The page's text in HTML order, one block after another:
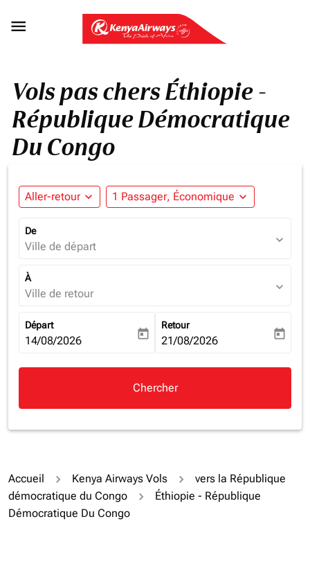

Vols pas chers Éthiopie -
République Démocratique
Du Congo
Aller-retour expand_more 1 Passager, Économique expand_more
De
Ville de départ expand_more
À
Ville de retour expand_more
Départ
fc-booking-departure-date-aria-label
14/08/2026 today
Retour
fc-booking-return-date-aria-
21/08/2026 today
Chercher
Accueil Kenya Airways Vols
vers la République
démocratique du Congo
Éthiopie - République
Démocratique Du Congo